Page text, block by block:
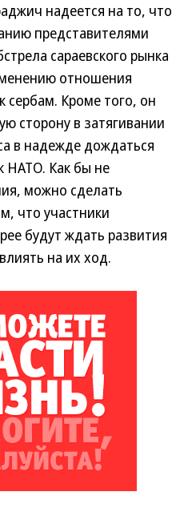
надеется на то, что
представителями
сараевского рынка
отношения
сербам. Кроме того, он
сторону в затягивании
в надежде дождаться
НАТО. Как бы не
можно сделать
что участники
будут ждать развития
на их ход.